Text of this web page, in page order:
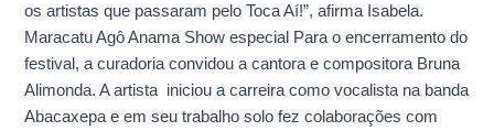
os artistas que passaram pelo Toca Aí!”, afirma Isabela.
Maracatu Agô Anama Show especial Para o encerramento do
festival, a curadoria convidou a cantora e compositora Bruna
Alimonda. A artista iniciou a carreira como vocalista na banda
Abacaxepa e em seu trabalho solo fez colaborações com